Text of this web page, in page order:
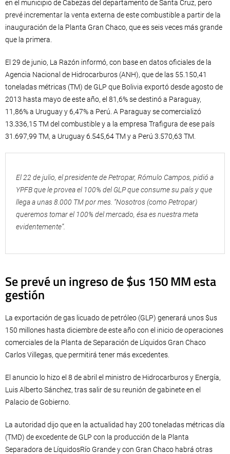
en el municipio de Cabezas del departamento de Santa Cruz, pero
prevé incrementar la venta externa de este combustible a partir de la
inauguración de la Planta Gran Chaco, que es seis veces más grande
que la primera.
El 29 de junio, La Razón informó, con base en datos oficiales de la
Agencia Nacional de Hidrocarburos (ANH), que de las 55.150,41
toneladas métricas (TM) de GLP que Bolivia exportó desde agosto de
2013 hasta mayo de este año, el 81,6% se destinó a Paraguay,
11,86% a Uruguay y 6,47% a Perú. A Paraguay se comercializó
13.336,15 TM del combustible y a la empresa Trafigura de ese país
31.697,99 TM, a Uruguay 6.545,64 TM y a Perú 3.570,63 TM.
El 22 de julio, el presidente de Petropar, Rómulo Campos, pidió a
YPFB que le provea el 100% del GLP que consume su país y que
llega a unas 8.000 TM por mes. “Nosotros (como Petropar)
queremos tomar el 100% del mercado, ésa es nuestra meta
evidentemente”.
Se prevé un ingreso de $us 150 MM esta
gestión
La exportación de gas licuado de petróleo (GLP) generará unos $us
150 millones hasta diciembre de este año con el inicio de operaciones
comerciales de la Planta de Separación de Líquidos Gran Chaco
Carlos Villegas, que permitirá tener más excedentes.
El anuncio lo hizo el 8 de abril el ministro de Hidrocarburos y Energía,
Luis Alberto Sánchez, tras salir de su reunión de gabinete en el
Palacio de Gobierno.
La autoridad dijo que en la actualidad hay 200 toneladas métricas día
(TMD) de excedente de GLP con la producción de la Planta
Separadora de LíquidosRío Grande y con Gran Chaco habrá otras